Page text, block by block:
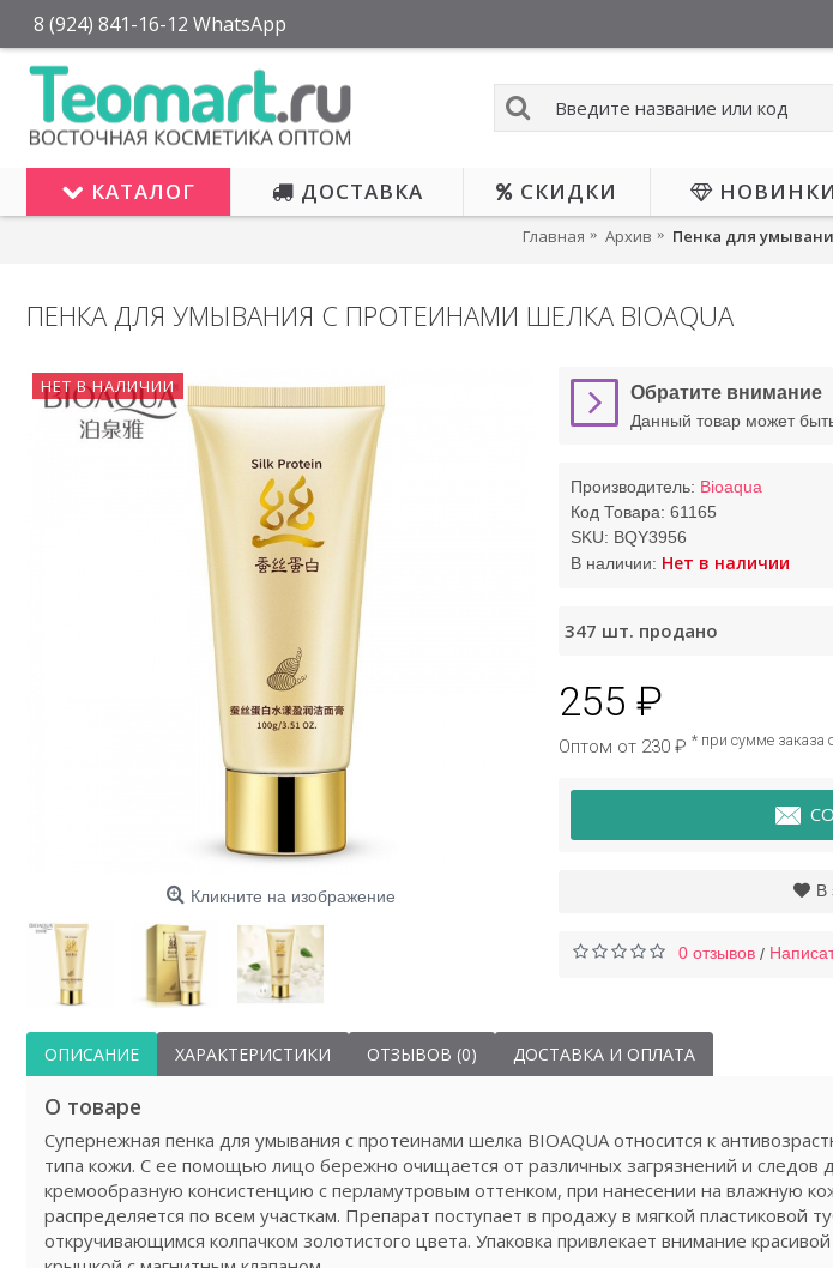
8 (924) 841-16-12 WhatsApp
КАТАЛОГ ДОСТАВКА СКИДКИ НОВИНКИ
Главная Архив Пенка для
ПЕНКА ДЛЯ УМЫВАНИЯ С ПРОТЕИНАМИ ШЕЛКА BIOAQUA
НЕТ В НАЛИЧИИ
Кликните на изображение
Обратите внимание
Данный товар может
Производитель: Bioaqua
Код Товара: 61165
SKU: BQY3956
В наличии: Нет в наличии
347 шт. продано
255 ₽
Оптом от 230 ₽ * при сумме заказа
В
0 отзывов /
ОПИСАНИЕ ХАРАКТЕРИСТИКИ ОТЗЫВОВ (0) ДОСТАВКА И ОПЛАТА
О товаре
Супернежная пенка для умывания с протеинами шелка BIOAQUA относится к
типа кожи. С ее помощью лицо бережно очищается от различных загрязнений и следов
кремообразную консистенцию с перламутровым оттенком, при нанесении на влажную
распределяется по всем участкам. Препарат поступает в продажу в мягкой пластиковой
откручивающимся колпачком золотистого цвета. Упаковка привлекает внимание